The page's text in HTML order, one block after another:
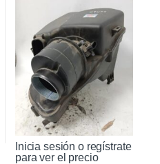
Inicia sesión o regístrate
para ver el precio